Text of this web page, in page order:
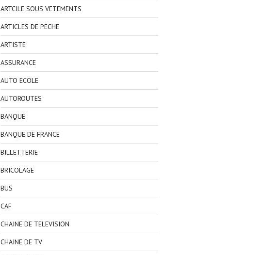
ARTCILE SOUS VETEMENTS
ARTICLES DE PECHE
ARTISTE
ASSURANCE
AUTO ECOLE
AUTOROUTES
BANQUE
BANQUE DE FRANCE
BILLETTERIE
BRICOLAGE
BUS
CAF
CHAINE DE TELEVISION
CHAINE DE TV